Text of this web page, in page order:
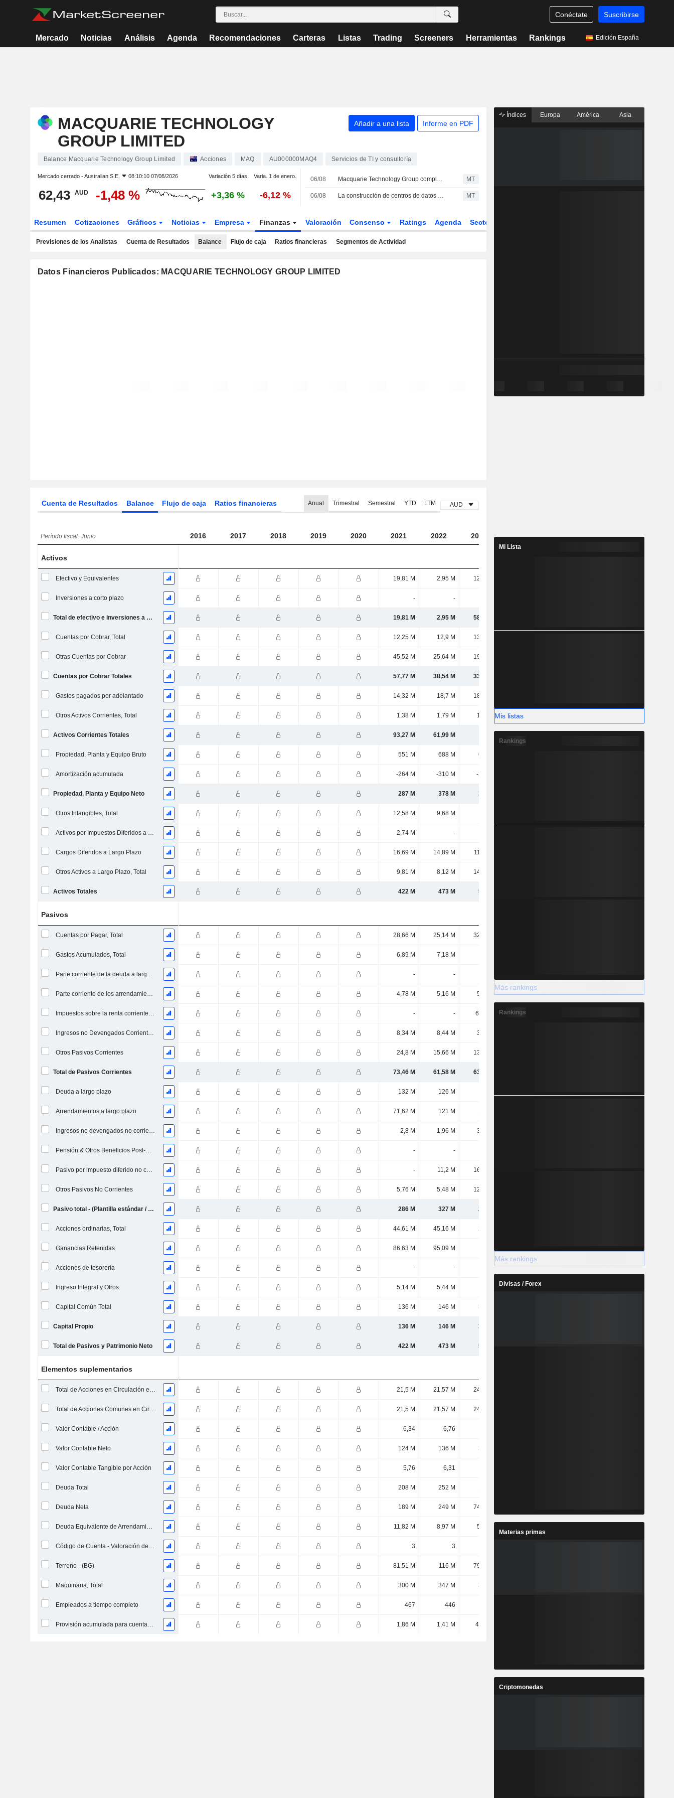
Conéctate Suscribirse
Mercado Noticias Análisis Agenda Recomendaciones Carteras Listas Trading Screeners Herramientas Rankings Edición España
MACQUARIE TECHNOLOGY
GROUP LIMITED
Añadir a una lista Informe en PDF
Balance Macquarie Technology Group Limited Acciones MAQ AU000000MAQ4 Servicios de TI y consultoría
Mercado cerrado -Australian S.E. 08:10:10 07/08/2026 Variación 5 días Varia. 1 de enero.
62,43 AUD -1,48 % +3,36 % -6,12 %
06/08 Macquarie Technology Group completa la adquisición de terrenos en Macquarie Park MT
06/08 La construcción de centros de datos en Australia podría alcanzar los 150.000 millones AUD para 2030 y liderar la inversión empresarial, según CommBank MT
Resumen Cotizaciones Gráficos Noticias Empresa Finanzas Valoración Consenso Ratings Agenda Sector
Previsiones de los Analistas Cuenta de Resultados Balance Flujo de caja Ratios financieras Segmentos de Actividad
Datos Financieros Publicados: MACQUARIE TECHNOLOGY GROUP LIMITED
Cuenta de Resultados Balance Flujo de caja Ratios financieras Anual Trimestral Semestral YTD LTM AUD
Período fiscal: Junio 2016 2017 2018 2019 2020 2021 2022 2023 2024 2025
Activos
Efectivo y Equivalentes 19,81 M 2,95 M 12,51 M
Inversiones a corto plazo - -
Total de efectivo e inversiones a corto plazo 19,81 M 2,95 M 58,51 M
Cuentas por Cobrar, Total 12,25 M 12,9 M 13,76 M
Otras Cuentas por Cobrar 45,52 M 25,64 M 19,73 M
Cuentas por Cobrar Totales 57,77 M 38,54 M 33,49 M
Gastos pagados por adelantado 14,32 M 18,7 M 18,02 M
Otros Activos Corrientes, Total 1,38 M 1,79 M 1,77 M 2,22 M
Activos Corrientes Totales 93,27 M 61,99 M
Propiedad, Planta y Equipo Bruto 551 M 688 M 669 M
Amortización acumulada -264 M -310 M -273 M
Propiedad, Planta y Equipo Neto 287 M 378 M 397 M
Otros Intangibles, Total 12,58 M 9,68 M
Activos por Impuestos Diferidos a Largo Plazo 2,74 M -
Cargos Diferidos a Largo Plazo 16,69 M 14,89 M 11,83 M
Otros Activos a Largo Plazo, Total 9,81 M 8,12 M 14,82 M
Activos Totales 422 M 473 M 541 M
Pasivos
Cuentas por Pagar, Total 28,66 M 25,14 M 32,71 M
Gastos Acumulados, Total 6,89 M 7,18 M
Parte corriente de la deuda a largo plazo - -
Parte corriente de los arrendamientos 4,78 M 5,16 M 5,51 M 3,88 M 4,54 M
Impuestos sobre la renta corrientes a pagar - - 641 mil 20,07 M
Ingresos no Devengados Corrientes, Total 8,34 M 8,44 M 3,52 M
Otros Pasivos Corrientes 24,8 M 15,66 M 13,28 M
Total de Pasivos Corrientes 73,46 M 61,58 M 63,07 M
Deuda a largo plazo 132 M 126 M
Arrendamientos a largo plazo 71,62 M 121 M
Ingresos no devengados no corrientes 2,8 M 1,96 M 3,74 M
Pensión & Otros Beneficios Post-Retiro - -
Pasivo por impuesto diferido no corriente - 11,2 M 16,33 M
Otros Pasivos No Corrientes 5,76 M 5,48 M 12,03 M
Pasivo total - (Plantilla estándar / utilitaria) 286 M 327 M 223 M
Acciones ordinarias, Total 44,61 M 45,16 M 202 M
Ganancias Retenidas 86,63 M 95,09 M
Acciones de tesorería - - - - -
Ingreso Integral y Otros 5,14 M 5,44 M 6,71 M
Capital Común Total 136 M 146 M 319 M
Capital Propio 136 M 146 M 319 M
Total de Pasivos y Patrimonio Neto 422 M 473 M 541 M
Elementos suplementarios
Total de Acciones en Circulación en la Fecha de Presentación 21,5 M 21,57 M 24,34 M
Total de Acciones Comunes en Circulación 21,5 M 21,57 M 24,34 M
Valor Contable / Acción 6,34 6,76
Valor Contable Neto 124 M 136 M 313 M
Valor Contable Tangible por Acción 5,76 6,31
Deuda Total 208 M 252 M
Deuda Neta 189 M 249 M 74,34 M
Deuda Equivalente de Arrendamientos Operativos 11,82 M 8,97 M 5,45 M
Código de Cuenta - Valoración de Inventario 3 3
Terreno - (BG) 81,51 M 116 M 79,71 M
Maquinaria, Total 300 M 347 M 330 M
Empleados a tiempo completo 467 446
Provisión acumulada para cuentas dudosas (Suplemento) 1,86 M 1,41 M 477 mil
Índices Europa América Asia
Mi Lista
Mis listas
Rankings
Más rankings
Rankings
Más rankings
Divisas / Forex
Materias primas
Criptomonedas